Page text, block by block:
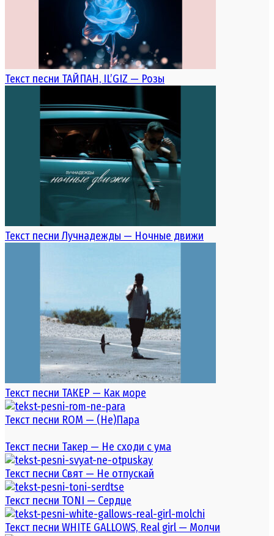
Текст песни ТАЙПАН, IL’GIZ — Розы
Текст песни Лучнадежды — Ночные движи
Текст песни ТАКЕР — Как море
Текст песни ROM — (Не)Пара
Текст песни Такер — Не сходи с ума
Текст песни Свят — Не отпускай
Текст песни TONI — Сердце
Текст песни WHITE GALLOWS, Real girl — Молчи